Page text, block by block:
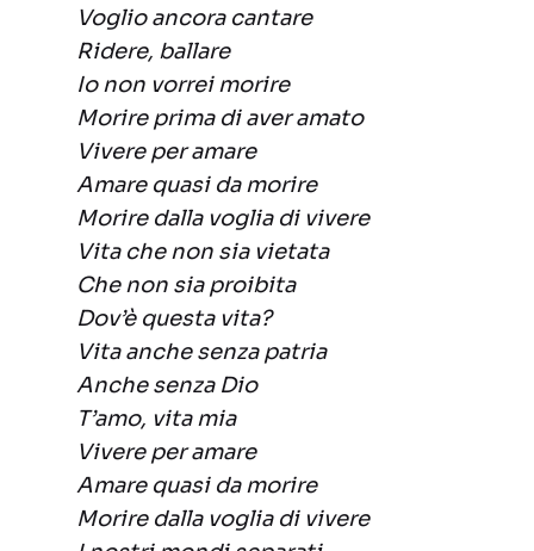
Voglio ancora cantare
Ridere, ballare
Io non vorrei morire
Morire prima di aver amato
Vivere per amare
Amare quasi da morire
Morire dalla voglia di vivere
Vita che non sia vietata
Che non sia proibita
Dov’è questa vita?
Vita anche senza patria
Anche senza Dio
T’amo, vita mia
Vivere per amare
Amare quasi da morire
Morire dalla voglia di vivere